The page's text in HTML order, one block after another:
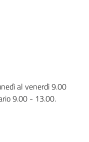
al venerdì 9.00
9.00 - 13.00.